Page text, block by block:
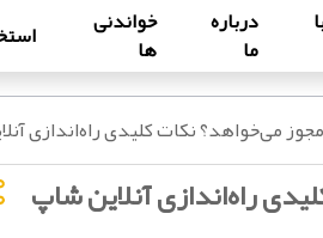
درباره
ما
خواندنی
ها
می‌خواهد؟ نکات کلیدی راه‌اندازی
راه‌اندازی آنلاین شاپ